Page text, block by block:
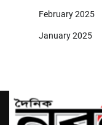
February 2025
January 2025